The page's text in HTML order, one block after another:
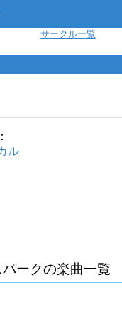
サークル一覧
ル
ークの楽曲一覧